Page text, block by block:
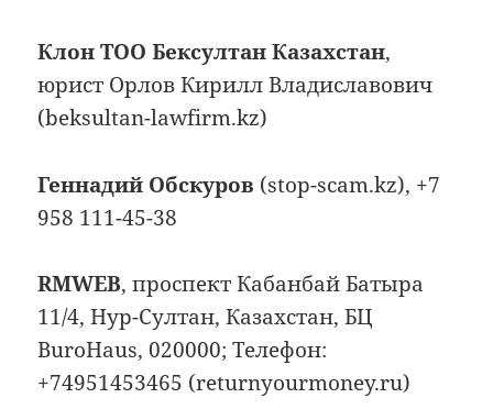
Клон ТОО Бексултан Казахстан,
юрист Орлов Кирилл Владиславович
(beksultan-lawfirm.kz)
Геннадий Обскуров (stop-scam.kz), +7
958 111-45-38
RMWEB, проспект Кабанбай Батыра
11/4, Нур-Султан, Казахстан, БЦ
BuroHaus, 020000; Телефон:
+74951453465 (returnyourmoney.ru)